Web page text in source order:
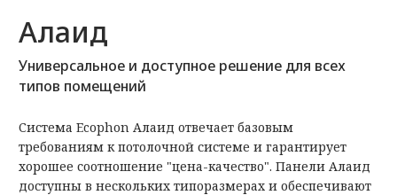
Алаид
Универсальное и доступное решение для всех
типов помещений
Система Ecophon Алаид отвечает базовым
требованиям к потолочной системе и гарантирует
хорошее соотношение "цена-качество". Панели Алаид
доступны в нескольких типоразмерах и обеспечивают